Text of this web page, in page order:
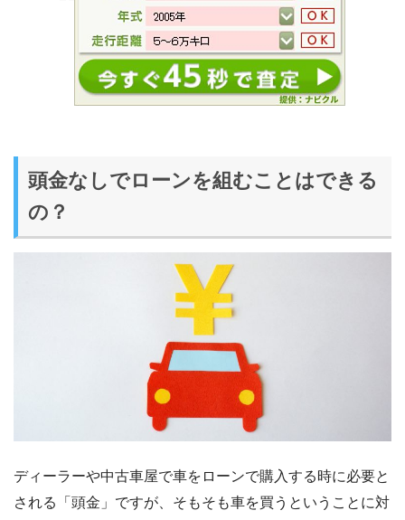
頭金なしでローンを組むことはできる
の？
ディーラーや中古車屋で車をローンで購入する時に必要と
される「頭金」ですが、そもそも車を買うということに対